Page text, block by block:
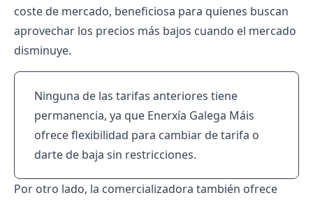
coste de mercado, beneficiosa para quienes buscan
aprovechar los precios más bajos cuando el mercado
disminuye.
Ninguna de las tarifas anteriores tiene
permanencia, ya que Enerxía Galega Máis
ofrece flexibilidad para cambiar de tarifa o
darte de baja sin restricciones.
Por otro lado, la comercializadora también ofrece